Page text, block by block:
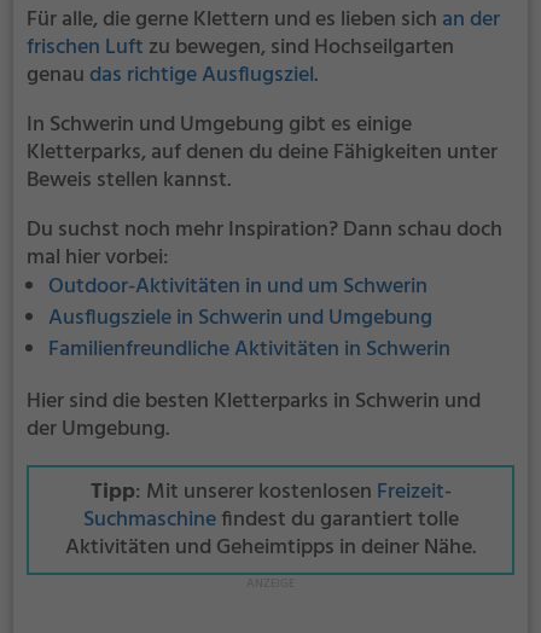
Für alle, die gerne Klettern und es lieben sich an der
frischen Luft zu bewegen, sind Hochseilgarten
genau das richtige Ausflugsziel.
In Schwerin und Umgebung gibt es einige
Kletterparks, auf denen du deine Fähigkeiten unter
Beweis stellen kannst.
Du suchst noch mehr Inspiration? Dann schau doch
mal hier vorbei:
Outdoor-Aktivitäten in und um Schwerin
Ausflugsziele in Schwerin und Umgebung
Familienfreundliche Aktivitäten in Schwerin
Hier sind die besten Kletterparks in Schwerin und
der Umgebung.
Tipp: Mit unserer kostenlosen Freizeit-
Suchmaschinefindest du garantiert tolle
Aktivitäten und Geheimtipps in deiner Nähe.